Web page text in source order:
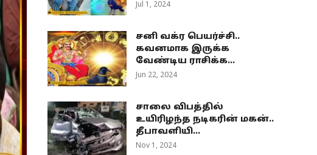
Jul 1, 2024
சனி வக்ர பெயர்ச்சி..
கவனமாக இருக்க
வேண்டிய ராசிக்க...
Jun 22, 2024
சாலை விபத்தில்
உயிரிழந்த நடிகரின் மகன்..
தீபாவளியி...
Nov 1, 2024